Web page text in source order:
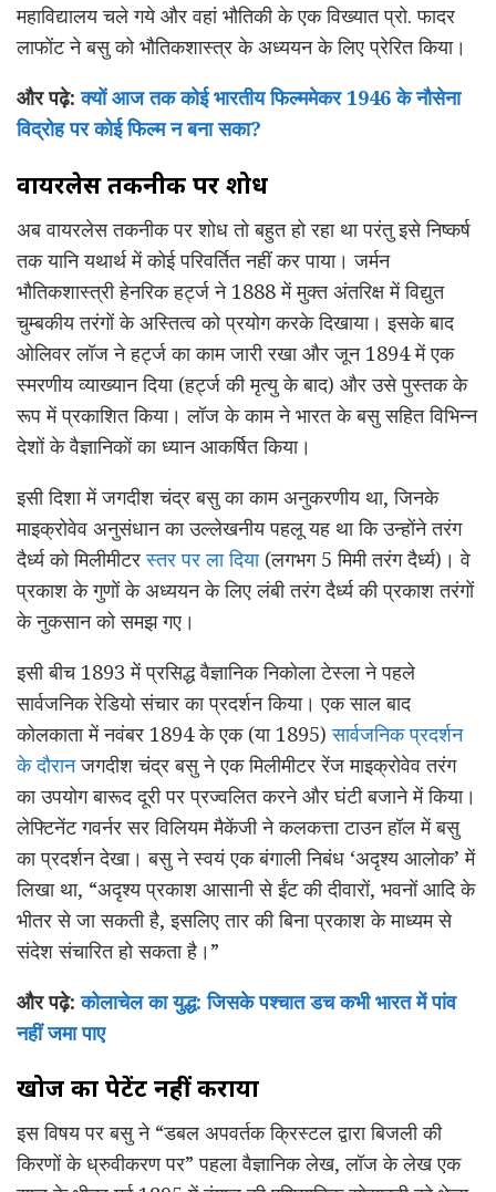
महाविद्यालय चले गये और वहां भौतिकी के एक विख्यात प्रो. फादर
लाफोंट ने बसु को भौतिकशास्त्र के अध्ययन के लिए प्रेरित किया।
और पढ़े:क्यों आज तक कोई भारतीय फिल्ममेकर 1946 के नौसेना
विद्रोह पर कोई फिल्म न बना सका?
वायरलेस तकनीक पर शोध
अब वायरलेस तकनीक पर शोध तो बहुत हो रहा था परंतु इसे निष्कर्ष
तक यानि यथार्थ में कोई परिवर्तित नहीं कर पाया। जर्मन
भौतिकशास्त्री हेनरिक हर्ट्ज ने 1888 में मुक्त अंतरिक्ष में विद्युत
चुम्बकीय तरंगों के अस्तित्व को प्रयोग करके दिखाया। इसके बाद
ओलिवर लॉज ने हर्ट्ज का काम जारी रखा और जून 1894 में एक
स्मरणीय व्याख्यान दिया (हर्ट्ज की मृत्यु के बाद) और उसे पुस्तक के
रूप में प्रकाशित किया। लॉज के काम ने भारत के बसु सहित विभिन्न
देशों के वैज्ञानिकों का ध्यान आकर्षित किया।
इसी दिशा में जगदीश चंद्र बसु का काम अनुकरणीय था, जिनके
माइक्रोवेव अनुसंधान का उल्लेखनीय पहलू यह था कि उन्होंने तरंग
दैर्ध्य को मिलीमीटरस्तर पर ला दिया(लगभग 5 मिमी तरंग दैर्ध्य)। वे
प्रकाश के गुणों के अध्ययन के लिए लंबी तरंग दैर्ध्य की प्रकाश तरंगों
के नुकसान को समझ गए।
इसी बीच 1893 में प्रसिद्ध वैज्ञानिक निकोला टेस्ला ने पहले
सार्वजनिक रेडियो संचार का प्रदर्शन किया। एक साल बाद
कोलकाता में नवंबर 1894 के एक (या 1895)सार्वजनिक प्रदर्शन
के दौरानजगदीश चंद्र बसु ने एक मिलीमीटर रेंज माइक्रोवेव तरंग
का उपयोग बारूद दूरी पर प्रज्वलित करने और घंटी बजाने में किया।
लेफ्टिनेंट गवर्नर सर विलियम मैकेंजी ने कलकत्ता टाउन हॉल में बसु
का प्रदर्शन देखा। बसु ने स्वयं एक बंगाली निबंध ‘अदृश्य आलोक’ में
लिखा था, “अदृश्य प्रकाश आसानी से ईंट की दीवारों, भवनों आदि के
भीतर से जा सकती है, इसलिए तार की बिना प्रकाश के माध्यम से
संदेश संचारित हो सकता है।”
और पढ़े:कोलाचेल का युद्ध: जिसके पश्चात डच कभी भारत में पांव
नहीं जमा पाए
खोज का पेटेंट नहीं कराया
इस विषय पर बसु ने “डबल अपवर्तक क्रिस्टल द्वारा बिजली की
किरणों के ध्रुवीकरण पर” पहला वैज्ञानिक लेख, लॉज के लेख एक